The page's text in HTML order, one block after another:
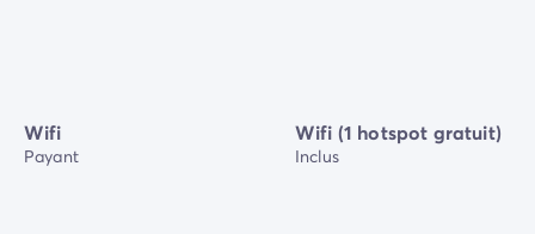
Wifi
Payant
Wifi (1 hotspot gratuit)
Inclus